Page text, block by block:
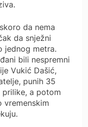
da nema
da snježni
jednog metra.
bili nespremni
Vukić Dašić,
punih 35
a potom
vremenskim